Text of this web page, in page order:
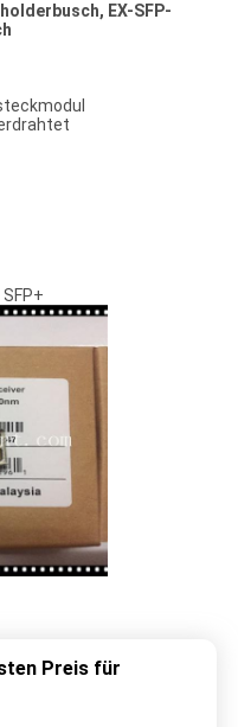
EX-SFP-
Preis für